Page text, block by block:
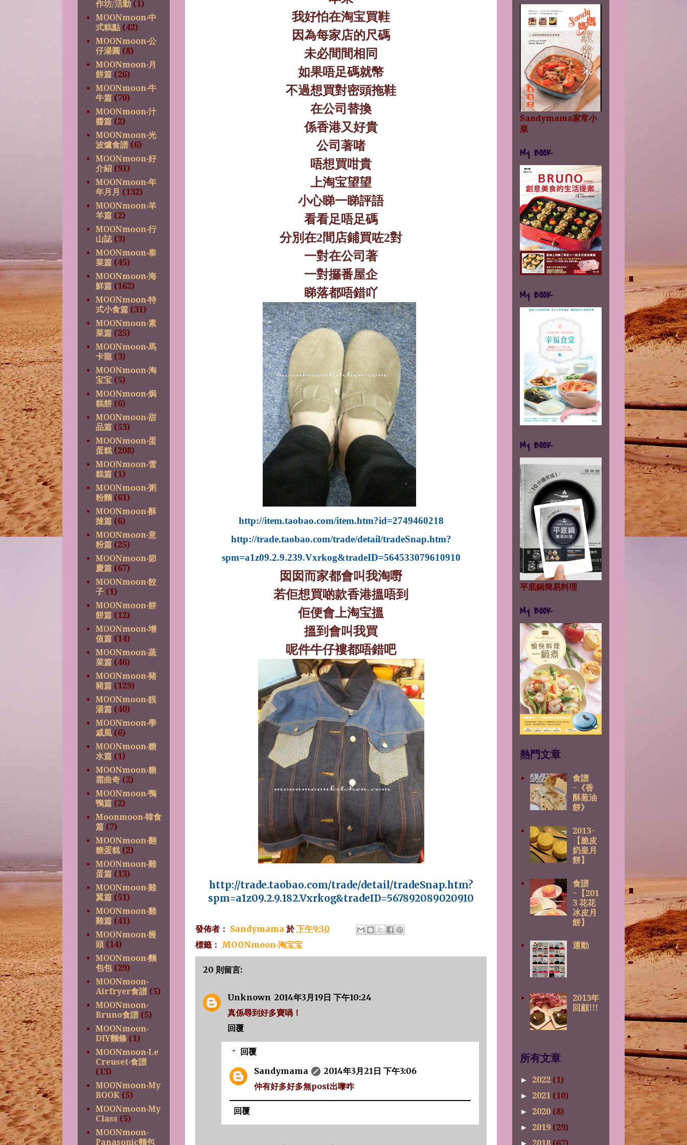
我好怕在淘宝買鞋
因為每家店的尺碼
未必間間相同
如果唔足碼就幣
不過想買對密頭拖鞋
在公司替換
係香港又好貴
公司著啫
唔想買咁貴
上淘宝望望
小心睇一睇評語
看看足唔足碼
分別在2間店鋪買咗2對
一對在公司著
一對攞番屋企
睇落都唔錯吖
http://item.taobao.com/item.htm?id=2749460218
http://trade.taobao.com/trade/detail/tradeSnap.htm?
spm=a1z09.2.9.239.Vxrkog&tradeID=564533079610910
囡囡而家都會叫我淘嘢
若佢想買啲款香港搵唔到
佢便會上淘宝搵
搵到會叫我買
呢件牛仔褸都唔錯吧
http://trade.taobao.com/trade/detail/tradeSnap.htm?
spm=a1z09.2.9.182.Vxrkog&tradeID=567892089020910
發佈者： Sandymama 於下午9:30
標籤： MOONmoon‧淘宝宝
20 則留言:
Unknown 2014年3月19日 下午10:24
真係尋到好多寶喎！
回覆
回覆
Sandymama
2014年3月21日 下午3:06
仲有好多好多無post出嚟咋
回覆
作坊/活動 (1)
MOONmoon‧中
式糕點 (42)
MOONmoon‧公
仔湯圓 (8)
MOONmoon‧月
餅篇 (26)
MOONmoon‧牛
牛篇 (70)
MOONmoon‧汁
醬篇 (2)
MOONmoon‧光
波爐食譜 (6)
MOONmoon‧好
介紹 (91)
MOONmoon‧年
年月月 (132)
MOONmoon‧羊
羊篇 (2)
MOONmoon‧行
山誌 (3)
MOONmoon‧泰
菜篇 (45)
MOONmoon‧海
鮮篇 (162)
MOONmoon‧特
式小食篇 (31)
MOONmoon‧素
菜篇 (25)
MOONmoon‧馬
卡龍 (3)
MOONmoon‧淘
宝宝 (5)
MOONmoon‧焗
糕餅 (6)
MOONmoon‧甜
品篇 (53)
MOONmoon‧蛋
蛋糕 (208)
MOONmoon‧雪
糕篇 (1)
MOONmoon‧粥
粉麵 (61)
MOONmoon‧酥
撻篇 (6)
MOONmoon‧意
粉篇 (25)
MOONmoon‧節
慶篇 (67)
MOONmoon‧餃
子 (1)
MOONmoon‧餅
餅篇 (12)
MOONmoon‧增
值篇 (14)
MOONmoon‧蔬
菜篇 (46)
MOONmoon‧豬
豬篇 (129)
MOONmoon‧靚
湯篇 (40)
MOONmoon‧學
戚風 (6)
MOONmoon‧糖
水篇 (1)
MOONmoon‧糖
霜曲奇 (2)
MOONmoon‧鴨
鴨篇 (2)
Moonmoon‧韓食
篇 (7)
MOONmoon‧翻
糖蛋糕 (2)
MOONmoon‧雞
蛋篇 (13)
MOONmoon‧雞
翼篇 (51)
MOONmoon‧雞
雞篇 (41)
MOONmoon‧饅
頭 (14)
MOONmoon‧麵
包包 (29)
MOONmoon‧
Airfryer食譜 (5)
MOONmoon‧
Bruno食譜 (5)
MOONmoon‧
DIY麵條 (1)
MOONmoon‧Le
Creuset‧食譜
(13)
MOONmoon‧My
BOOK (5)
MOONmoon‧My
Class (5)
MOONmoon‧
Panasonic麵包
Sandymama家常小
菜
My BOOK
My BOOK
My BOOK
平底鍋簡易料理
My BOOK
熱門文章
食譜
~《香
酥葱油
餅》
2013~
【脆皮
奶皇月
餅】
食譜
~【201
3 花花
冰皮月
餅】
運動
2013年
回顧!!!
所有文章
► 2022 (1)
► 2021 (10)
► 2020 (8)
► 2019 (29)